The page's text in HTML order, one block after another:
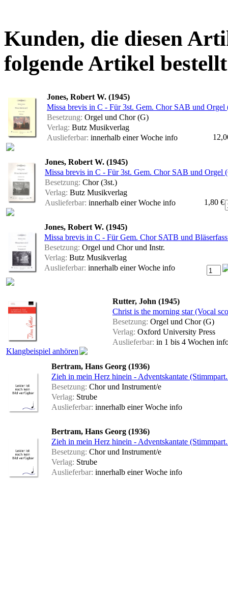
Kunden, die diesen
folgende Artikel
Jones, Robert W. (1945)
Missa brevis in C - Für 3st. Gem. Chor SAB und Orgel
Besetzung: Orgel und Chor (G)
Verlag: Butz Musikverlag
Auslieferbar: innerhalb einer Woche info
Jones, Robert W. (1945)
Missa brevis in C - Für 3st. Gem. Chor SAB und Orgel
Besetzung: Chor (3st.)
Verlag: Butz Musikverlag
Auslieferbar: innerhalb einer Woche info 1,80 €
Jones, Robert W. (1945)
Missa brevis in C - Für Gem. Chor SATB und
Besetzung: Orgel und Chor und Instr.
Verlag: Butz Musikverlag
Auslieferbar: innerhalb einer Woche info
Klangbeispiel anhören
Rutter, John (1945)
Christ is the morning star (Vocal
Besetzung: Orgel und Chor (G)
Verlag: Oxford University Press
Auslieferbar: in 1 bis 4 Wochen
Bertram, Hans Georg (1936)
Zieh in mein Herz hinein - Adventskantate
Besetzung: Chor und Instrument/e
Verlag: Strube
Auslieferbar: innerhalb einer Woche info
Bertram, Hans Georg (1936)
Zieh in mein Herz hinein - Adventskantate
Besetzung: Chor und Instrument/e
Verlag: Strube
Auslieferbar: innerhalb einer Woche info